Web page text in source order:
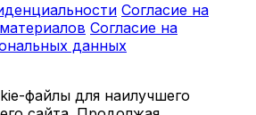
Согласие на
Согласие на
данных
файлы для наилучшего